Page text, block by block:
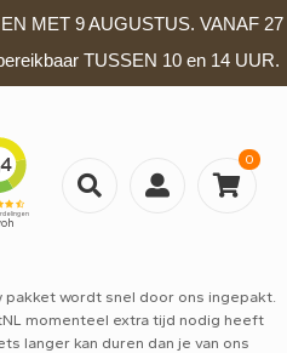
MET 9 AUGUSTUS. VANAF 27
TUSSEN 10 en 14 UUR.
0
pakket wordt snel door ons ingepakt.
momenteel extra tijd nodig heeft
langer kan duren dan je van ons